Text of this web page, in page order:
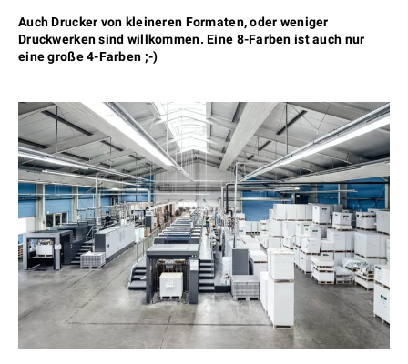
Auch Drucker von kleineren Formaten, oder weniger
Druckwerken sind willkommen. Eine 8-Farben ist auch nur
eine große 4-Farben ;-)